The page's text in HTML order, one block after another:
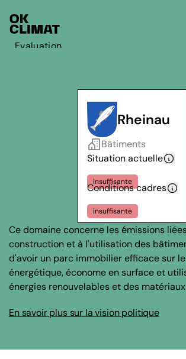
Evaluation
Rheinau
Bâtiments
Situation actuelle
insuffisante
Conditions cadres
insuffisante
Ce domaine concerne les émissions
construction et à l'utilisation des
d'avoir un parc immobilier efficace sur
énergétique, économe en surface et
énergies renouvelables et des
En savoir plus sur la vision politique